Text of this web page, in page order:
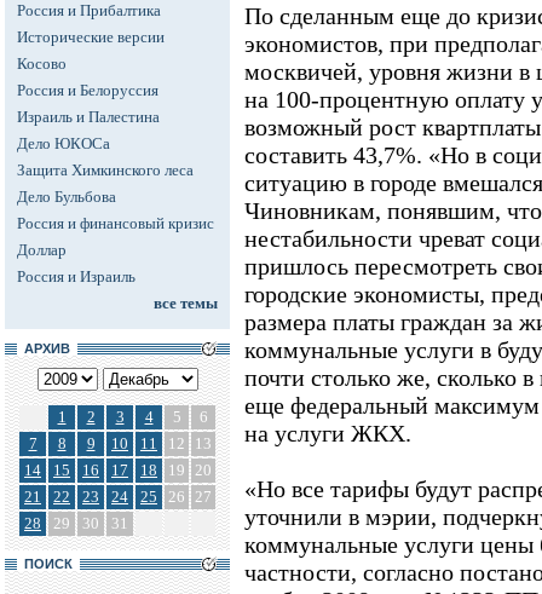
Россия и Прибалтика
Исторические версии
Косово
Россия и Белоруссия
Израиль и Палестина
Дело ЮКОСа
Защита Химкинского леса
Дело Бульбова
Россия и финансовый кризис
Доллар
Россия и Израиль
все темы
АРХИВ
1 2 3 4 5
6
7
8 9 10 11 12
13
14
15 16 17 18 19 20
21
22 23 24 25 26 27
28
29 30 31
ПОИСК
По сделанным еще до
экономистов, при
москвичей, уровня жизни в
на 100-процентную оплату
возможный рост
составить 43,7%. «Но в
ситуацию в городе
Чиновникам, понявшим, что
нестабильности чреват
пришлось пересмотреть
городские экономисты,
размера платы граждан за
коммунальные услуги в
почти столько же, сколько
еще федеральный
на услуги ЖКХ.
«Но все тарифы будут
уточнили в мэрии,
коммунальные услуги
частности, согласно